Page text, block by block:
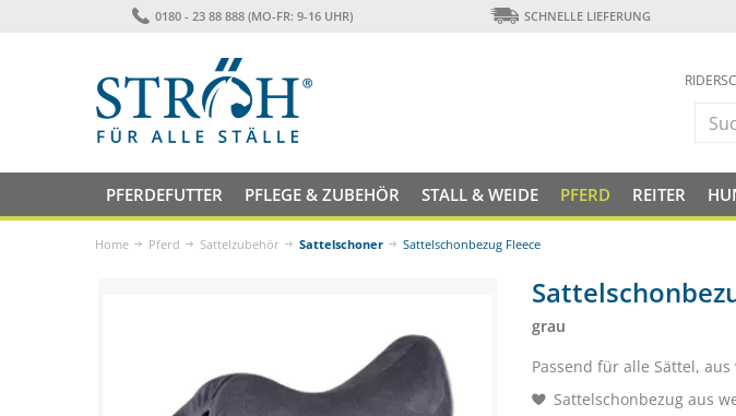
0180 - 23 88 888 (MO-FR: 9-16 UHR) SCHNELLE LIEFERUNG
PFERDEFUTTER PFLEGE & ZUBEHÖR STALL & WEIDE PFERD REITER
Home Pferd Sattelzubehör Sattelschoner Sattelschonbezug Fleece
grau
Passend für alle Sättel,
Sattelschonbezug aus